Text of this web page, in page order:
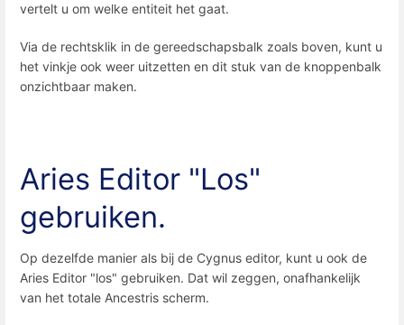
vertelt u om welke entiteit het gaat.
Via de rechtsklik in de gereedschapsbalk zoals boven, kunt u
het vinkje ook weer uitzetten en dit stuk van de knoppenbalk
onzichtbaar maken.
Aries Editor "Los"
gebruiken.
Op dezelfde manier als bij de Cygnus editor, kunt u ook de
Aries Editor "los" gebruiken. Dat wil zeggen, onafhankelijk
van het totale Ancestris scherm.